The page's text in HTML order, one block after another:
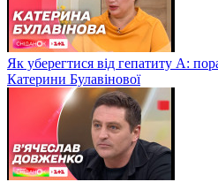
Як уберегтися від гепатиту А:
Катерини Булавінової